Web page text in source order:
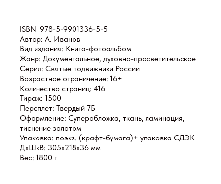
ISBN: 978-5-9901336-5-5
Автор: А. Иванов
Вид издания: Книга-фотоальбом
Жанр: Документальное, духовно-просветительское
Серия: Святые подвижники России
Возрастное ограничение: 16+
Количество страниц: 416
Тираж: 1500
Переплет: Твердый 7Б
Оформление: Суперобложка, ткань, ламинация,
тиснение золотом
Упаковка: поэкз. (крафт-бумага)+ упаковка СДЭК
ДxШxВ: 305x218x36 мм
Вес: 1800 г